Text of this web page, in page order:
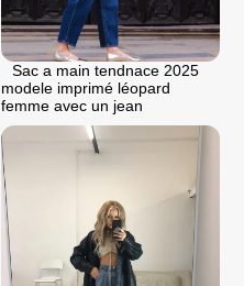
Sac a main tendnace 2025
modele imprimé léopard
femme avec un jean